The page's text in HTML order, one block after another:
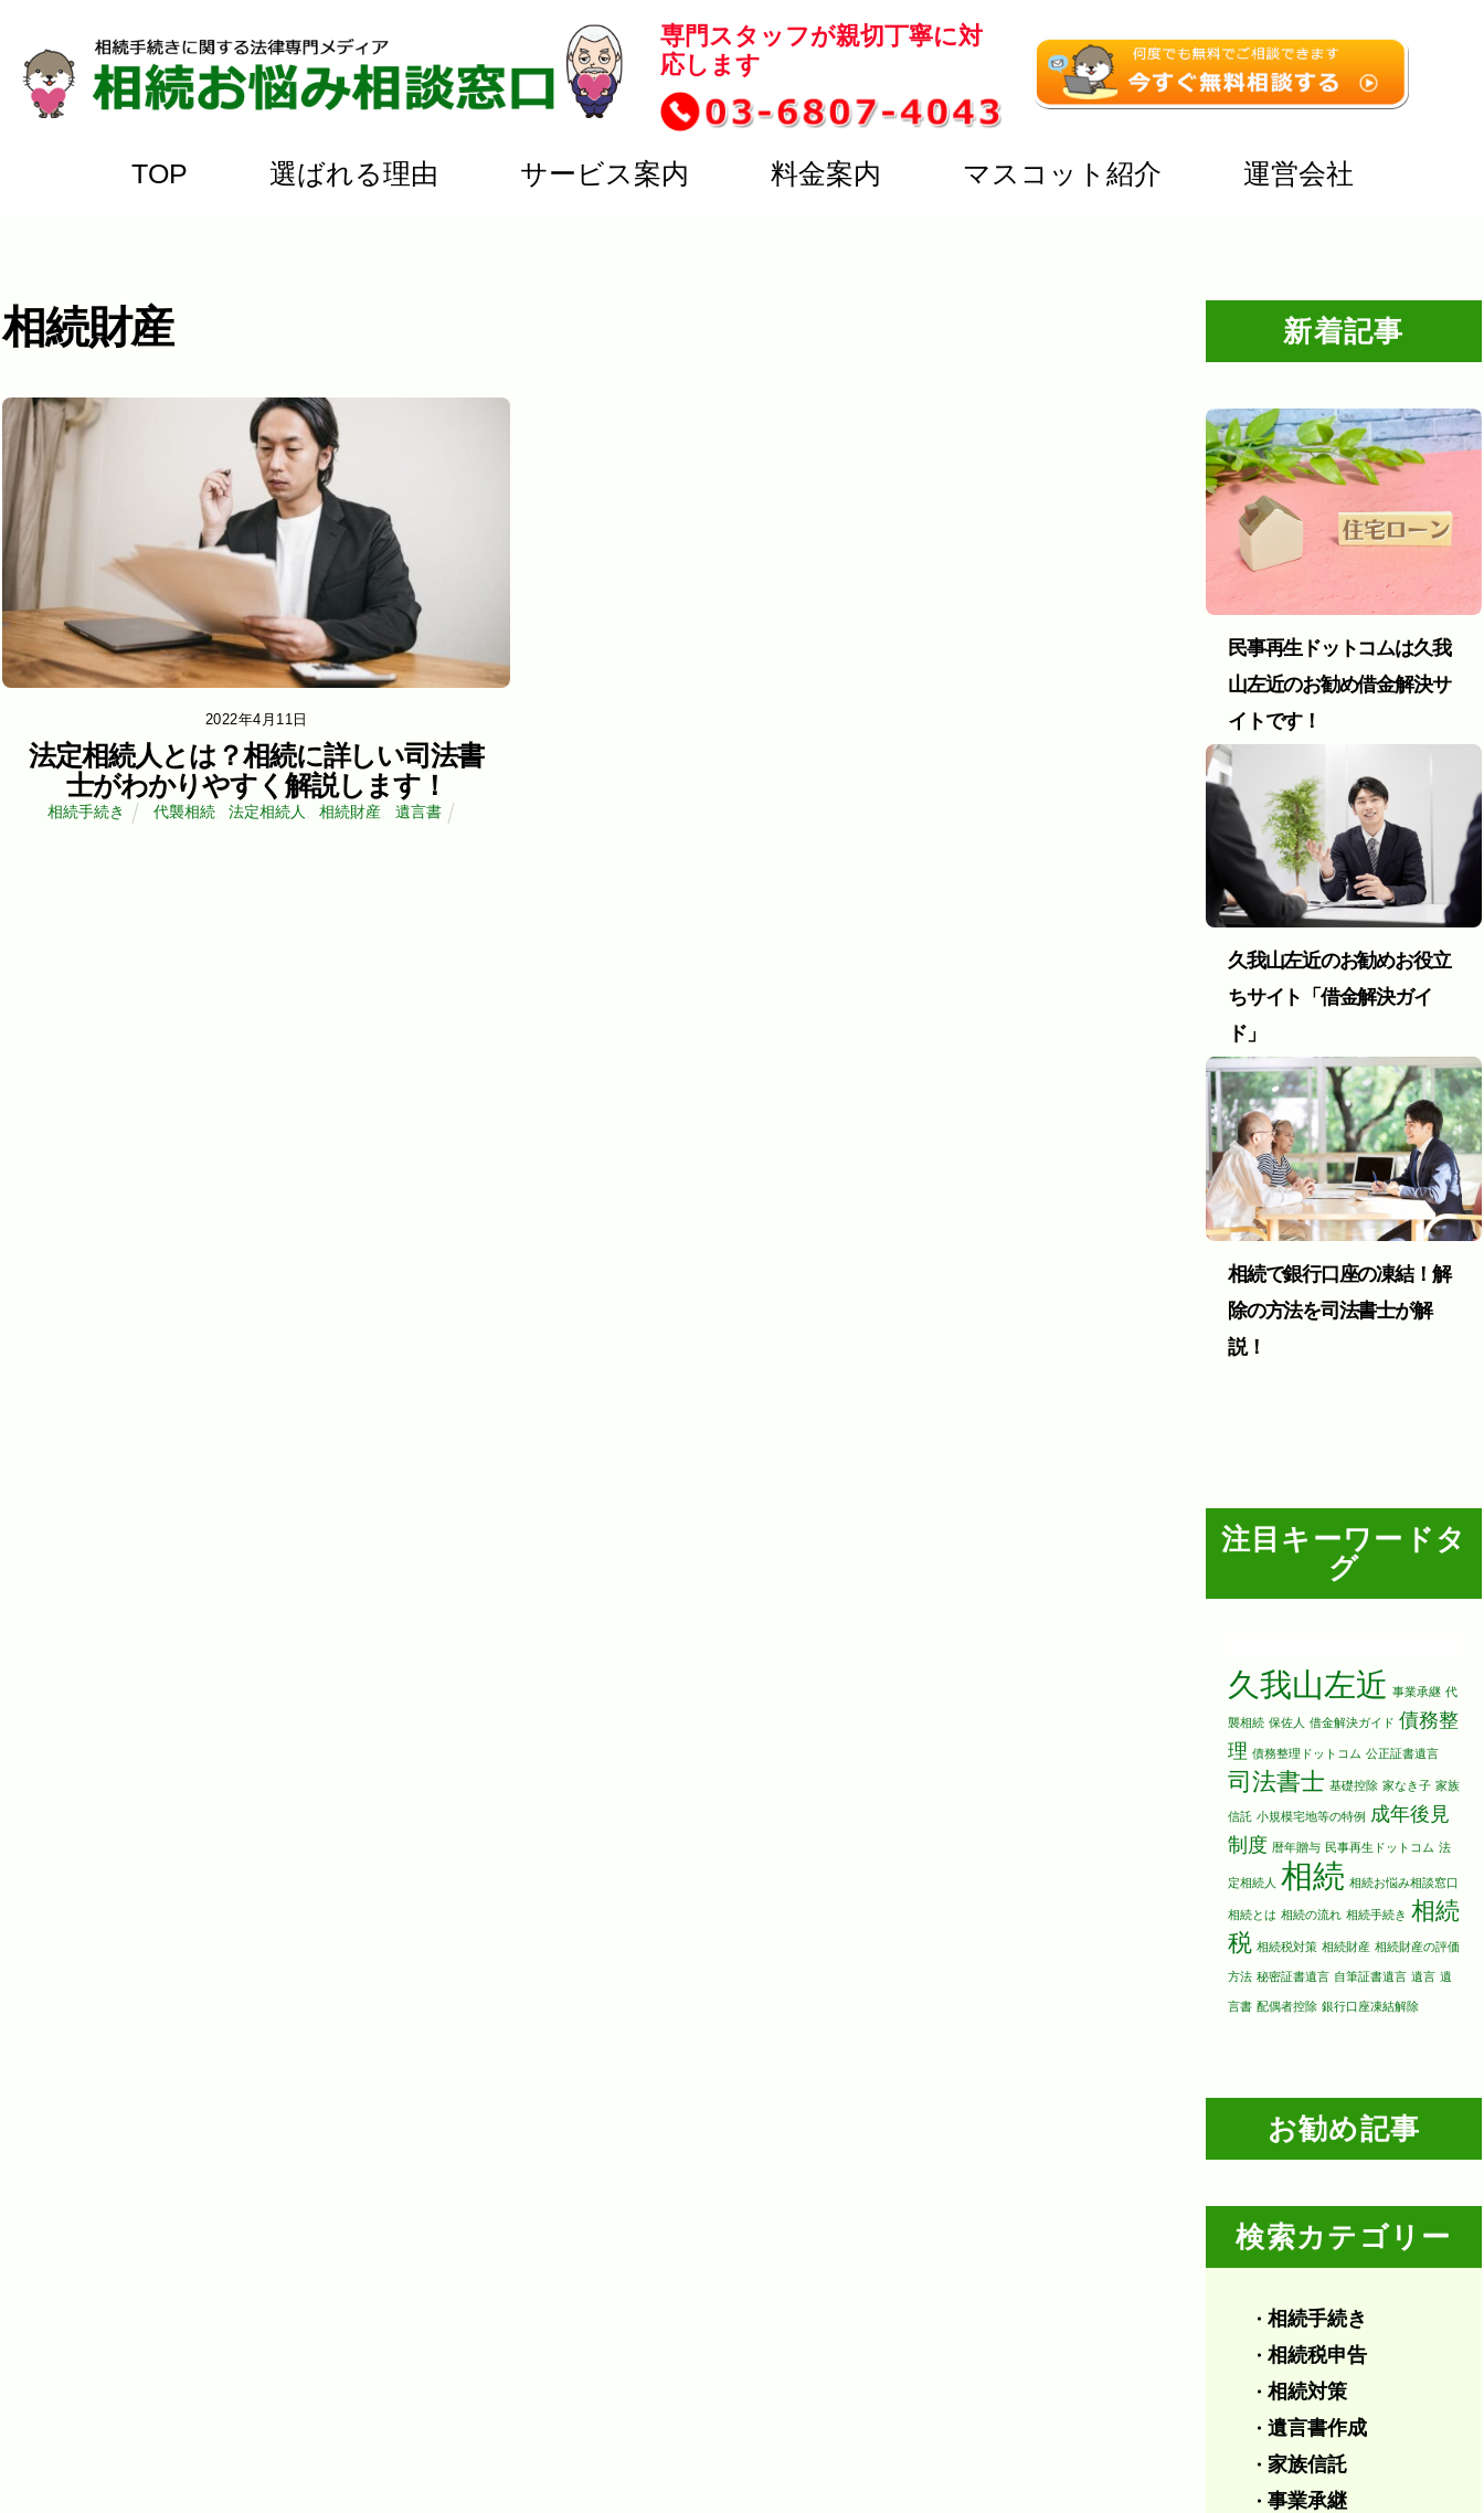
専門スタッフが親切丁寧に対
応します
TOP 選ばれる理由 サービス案内 料金案内 マスコット紹介 運営会社
相続財産
2022年4月11日
法定相続人とは？相続に詳しい司法書
士がわかりやすく解説します！
相続手続き 代襲相続, 法定相続人 相続財産 遺言書
新着記事
民事再生ドットコムは久我
山左近のお勧め借金解決サ
イトです！
久我山左近のお勧めお役立
ちサイト「借金解決ガイ
ド」
相続で銀行口座の凍結！解
除の方法を司法書士が解
説！
注目キーワードタ
グ
久我山左近 事業承継 代
襲相続 保佐人 借金解決ガイド 債務整
理 債務整理ドットコム 公正証書遺言
司法書士 基礎控除 家なき子 家族
信託 小規模宅地等の特例 成年後見
制度 暦年贈与 民事再生ドットコム 法
定相続人 相続 相続お悩み相談窓口
相続とは 相続の流れ 相続手続き 相続
税 相続税対策 相続財産 相続財産の評価
方法 秘密証書遺言 自筆証書遺言 遺言 遺
言書 配偶者控除 銀行口座凍結解除
お勧め記事
検索カテゴリー
・ 相続手続き
・ 相続税申告
・ 相続対策
・ 遺言書作成
・ 家族信託
・ 事業承継